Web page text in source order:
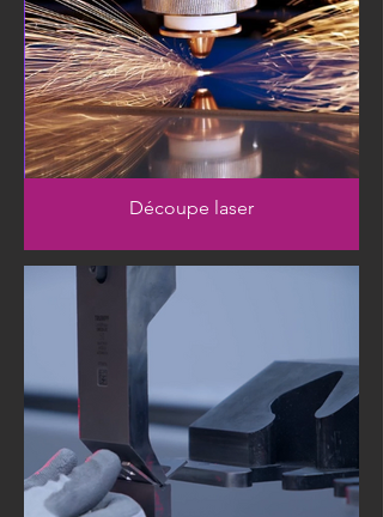
Découpe laser